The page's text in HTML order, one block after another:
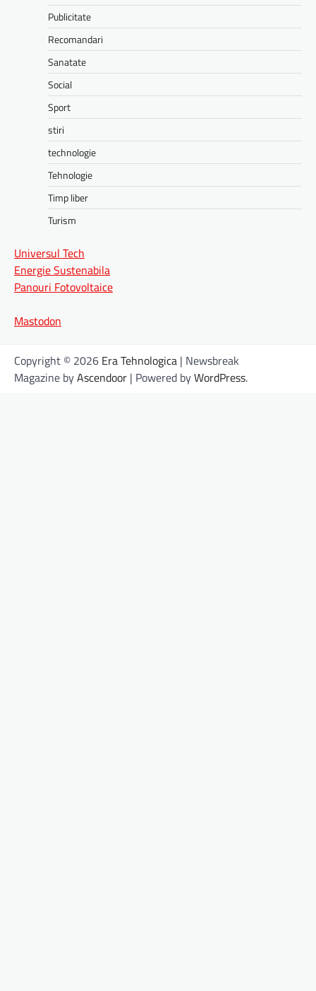
Publicitate
Recomandari
Sanatate
Social
Sport
stiri
technologie
Tehnologie
Timp liber
Turism
Universul Tech
Energie Sustenabila
Panouri Fotovoltaice
Mastodon
Copyright © 2026 Era Tehnologica | Newsbreak
Magazine byAscendoor | Powered byWordPress.